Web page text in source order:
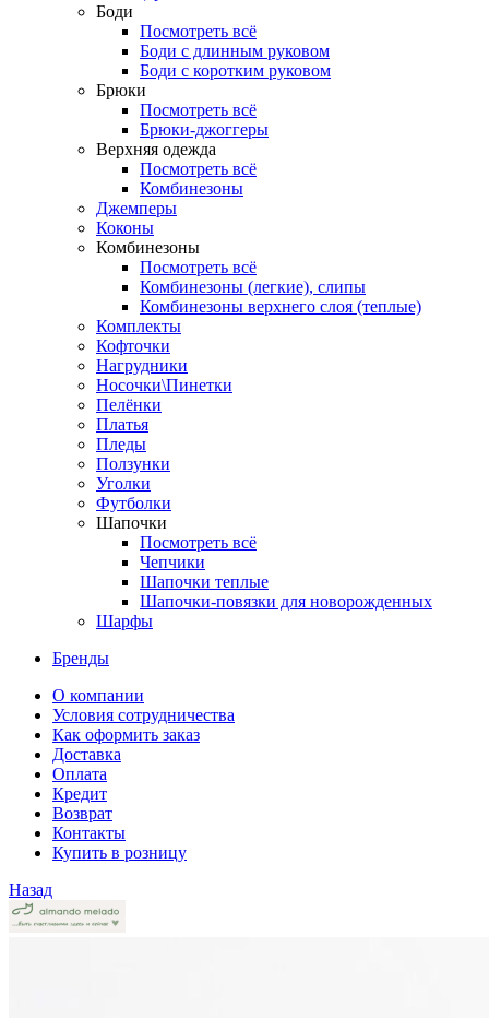
Боди
Посмотреть всё
Боди с длинным руковом
Боди с коротким руковом
Брюки
Посмотреть всё
Брюки-джоггеры
Верхняя одежда
Посмотреть всё
Комбинезоны
Джемперы
Коконы
Комбинезоны
Посмотреть всё
Комбинезоны (легкие), слипы
Комбинезоны верхнего слоя (теплые)
Комплекты
Кофточки
Нагрудники
Носочки\Пинетки
Пелёнки
Платья
Пледы
Ползунки
Уголки
Футболки
Шапочки
Посмотреть всё
Чепчики
Шапочки теплые
Шапочки-повязки для новорожденных
Шарфы
Бренды
О компании
Условия сотрудничества
Как оформить заказ
Доставка
Оплата
Кредит
Возврат
Контакты
Купить в розницу
Назад